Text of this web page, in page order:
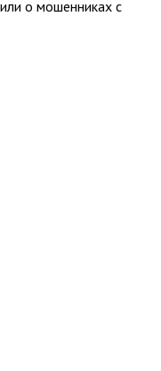
о мошенниках с